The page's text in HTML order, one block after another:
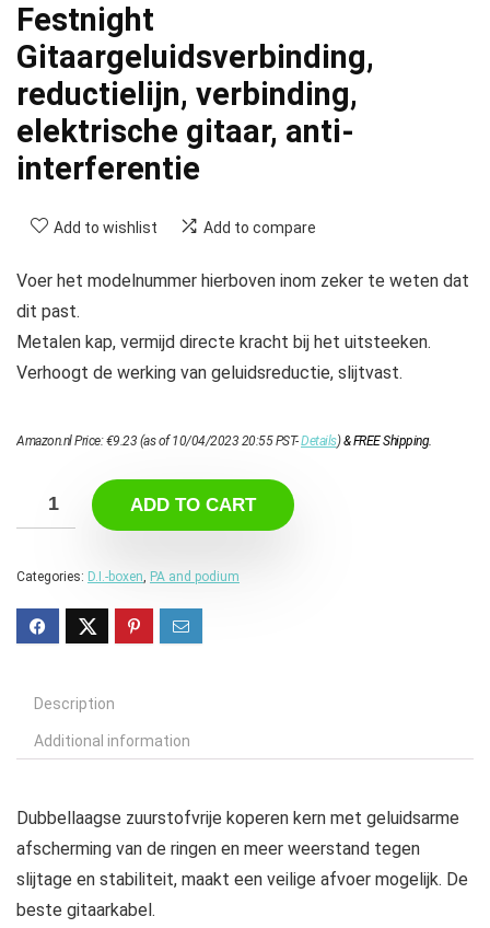
Festnight
Gitaargeluidsverbinding,
reductielijn, verbinding,
elektrische gitaar, anti-
interferentie
Add to wishlist Add to compare
Voer het modelnummer hierboven inom zeker te weten dat
dit past.
Metalen kap, vermijd directe kracht bij het uitsteeken.
Verhoogt de werking van geluidsreductie, slijtvast.
Amazon.nl Price:€9.23 (as of 10/04/2023 20:55 PST-Details)&FREE Shipping.
ADD TO CART
Categories: D.I.-boxen, PA and podium
Description
Additional information
Dubbellaagse zuurstofvrije koperen kern met geluidsarme
afscherming van de ringen en meer weerstand tegen
slijtage en stabiliteit, maakt een veilige afvoer mogelijk. De
beste gitaarkabel.